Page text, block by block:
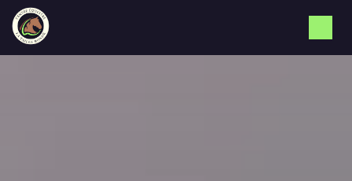
Panneau de gestion des cookies